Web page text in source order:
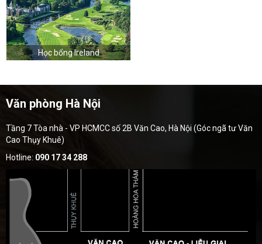
Học bổng Ireland
Văn phòng Hà Nội
Tầng 7 Tòa nhà - VP HCMCC số 2B Văn Cao, Hà Nội (Góc ngã tư Văn
Cao Thụy Khuê)
Hotline: 090 17 34 288